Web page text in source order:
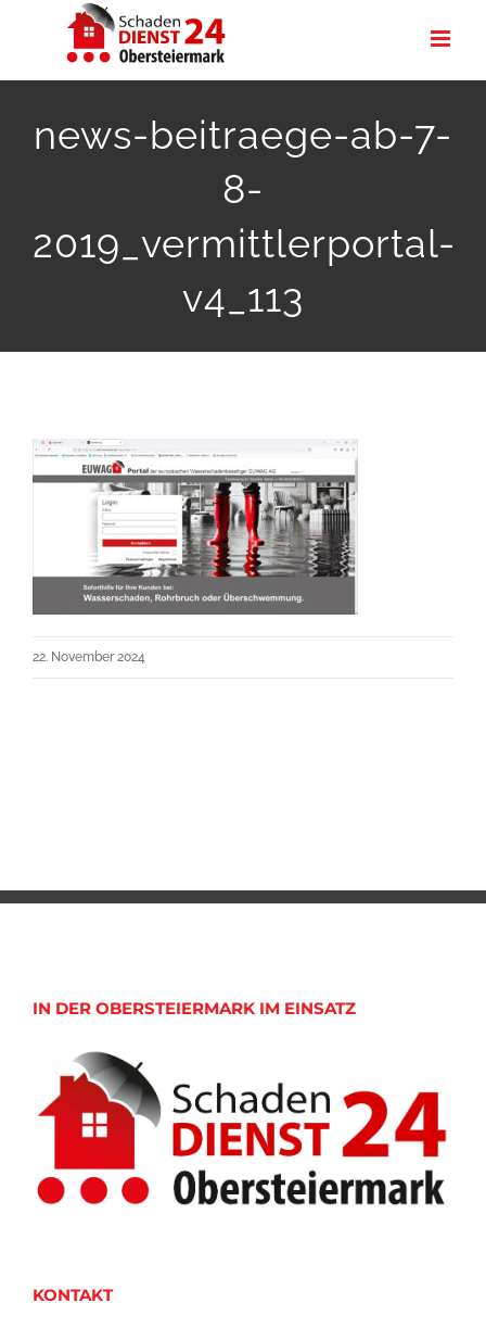
news-beitraege-ab-7-
8-
2019_vermittlerportal-
v4_113
22. November 2024
IN DER OBERSTEIERMARK IM EINSATZ
KONTAKT